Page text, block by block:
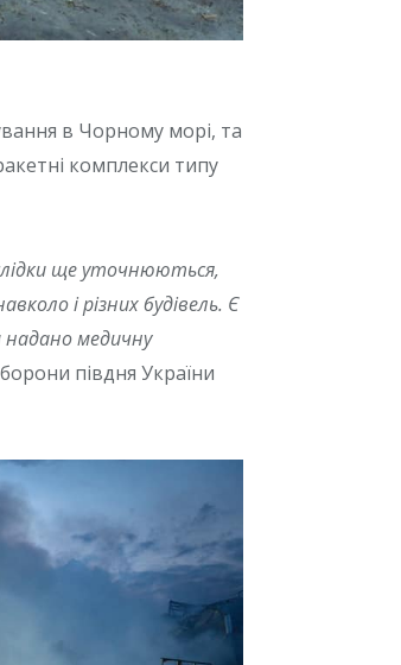
в Чорному морі, та
комплекси типу
ще уточнюються,
і різних будівель. Є
медичну
півдня України